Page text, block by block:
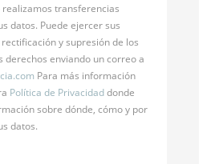
transferencias
datos. Puede ejercer sus
y supresión de los
derechos enviando un correo a
Para más información
Política de Privacidaddonde
sobre dónde, cómo y por
datos.